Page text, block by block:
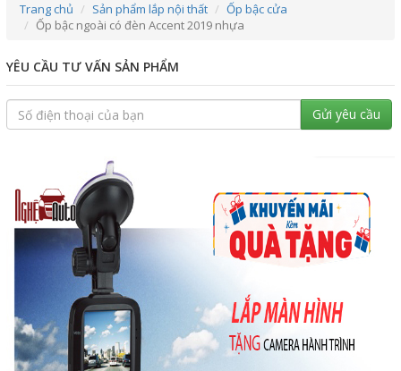
Trang chủ Sản phẩm lắp nội thất
Ốp bậc cửa
Ốp bậc ngoài có đèn Accent 2019 nhựa
YÊU CẦU TƯ VẤN SẢN PHẨM
Gửi yêu cầu